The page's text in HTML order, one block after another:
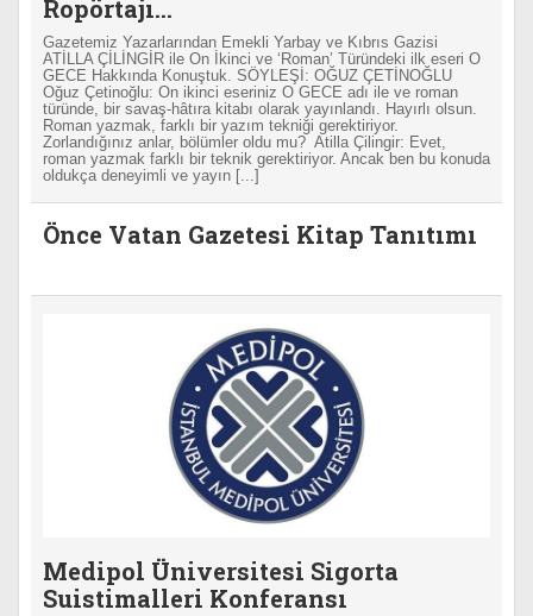
Ropörtajı...
Gazetemiz Yazarlarından Emekli Yarbay ve Kıbrıs Gazisi
ATİLLA ÇİLİNGİR ile On İkinci ve ‘Roman’ Türündeki ilk eseri O
GECE Hakkında Konuştuk. SÖYLEŞİ: OĞUZ ÇETİNOĞLU
Oğuz Çetinoğlu: On ikinci eseriniz O GECE adı ile ve roman
türünde, bir savaş-hâtıra kitabı olarak yayınlandı. Hayırlı olsun.
Roman yazmak, farklı bir yazım tekniği gerektiriyor.
Zorlandığınız anlar, bölümler oldu mu? Atilla Çilingir: Evet,
roman yazmak farklı bir teknik gerektiriyor. Ancak ben bu konuda
oldukça deneyimli ve yayın [...]
Önce Vatan Gazetesi Kitap Tanıtımı
Medipol Üniversitesi Sigorta
Suistimalleri Konferansı